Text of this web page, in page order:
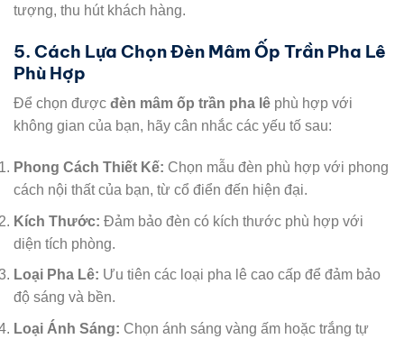
tượng, thu hút khách hàng.
5. Cách Lựa Chọn Đèn Mâm Ốp Trần Pha Lê
Phù Hợp
Để chọn được đèn mâm ốp trần pha lê phù hợp với
không gian của bạn, hãy cân nhắc các yếu tố sau:
Phong Cách Thiết Kế: Chọn mẫu đèn phù hợp với phong
cách nội thất của bạn, từ cổ điển đến hiện đại.
Kích Thước: Đảm bảo đèn có kích thước phù hợp với
diện tích phòng.
Loại Pha Lê: Ưu tiên các loại pha lê cao cấp để đảm bảo
độ sáng và bền.
Loại Ánh Sáng: Chọn ánh sáng vàng ấm hoặc trắng tự